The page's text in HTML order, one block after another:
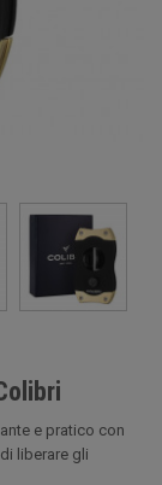
e pratico con
liberare gli